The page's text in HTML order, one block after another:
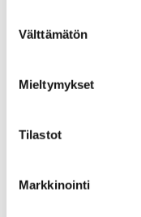
valinta
Välttämätön
Mieltymykset
Tilastot
Markkinointi
Tilaajapalvelu
Tilausehdot
Tilaajapalvelu